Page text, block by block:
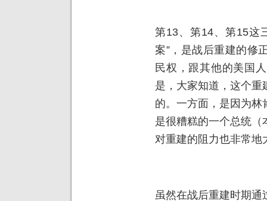
第13、第14、第15这
案”，是战后重建的修
民权，跟其他的美国
是，大家知道，这个
的。一方面，是因为
是很糟糕的一个总统
对重建的阻力也非常地
虽然在战后重建时期